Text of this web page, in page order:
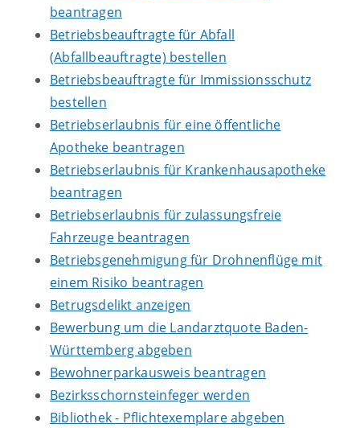
beantragen
Betriebsbeauftragte für Abfall
(Abfallbeauftragte) bestellen
Betriebsbeauftragte für Immissionsschutz
bestellen
Betriebserlaubnis für eine öffentliche
Apotheke beantragen
Betriebserlaubnis für Krankenhausapotheke
beantragen
Betriebserlaubnis für zulassungsfreie
Fahrzeuge beantragen
Betriebsgenehmigung für Drohnenflüge mit
einem Risiko beantragen
Betrugsdelikt anzeigen
Bewerbung um die Landarztquote Baden-
Württemberg abgeben
Bewohnerparkausweis beantragen
Bezirksschornsteinfeger werden
Bibliothek - Pflichtexemplare abgeben